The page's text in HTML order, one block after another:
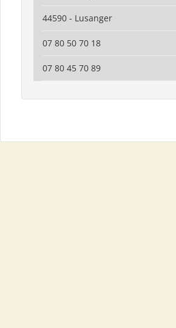
44590 - Lusanger
07 80 50 70 18
07 80 45 70 89